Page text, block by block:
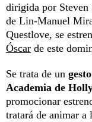
dirigida por Steven
de Lin-Manuel
Questlove, se
Óscar de este
Se trata de un
Academia de
promocionar
tratará de animar a